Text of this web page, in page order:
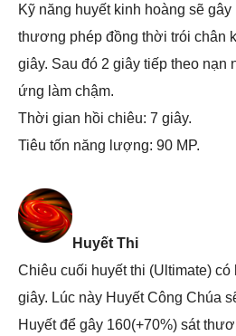
Kỹ năng huyết kinh hoàng sẽ gây
thương phép đồng thời trói chân
giây. Sau đó 2 giây tiếp theo nạn
ứng làm chậm.
Thời gian hồi chiêu: 7 giây.
Tiêu tốn năng lượng: 90 MP.
Huyết Thi
Chiêu cuối huyết thi (Ultimate)
giây. Lúc này Huyết Công Chúa
Huyết để gây 160(+70%) sát